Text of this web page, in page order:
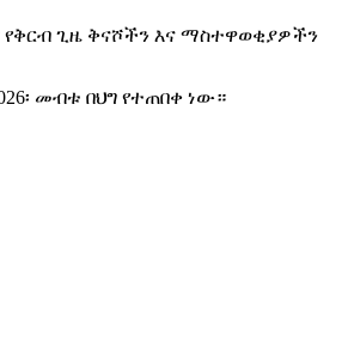
ጊዜ ቅናሾችን እና ማስተዋወቂያዎችን
መብቱ በህግ የተጠበቀ ነው።